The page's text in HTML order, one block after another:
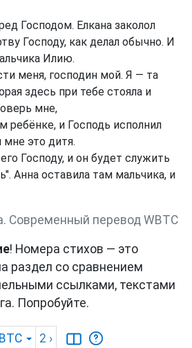
Господом. Елкана заколол
Господу, как делал обычно. И
Илию.
меня, господин мой. Я — та
здесь при тебе стояла и
мне,
ребёнке, и Господь исполнил
это дитя.
Господу, и он будет служить
Анна оставила там мальчика, и
Cовременный перевод WBTC
! Номера стихов — это
раздел со сравнением
ссылками, текстами
Попробуйте.
2 ›